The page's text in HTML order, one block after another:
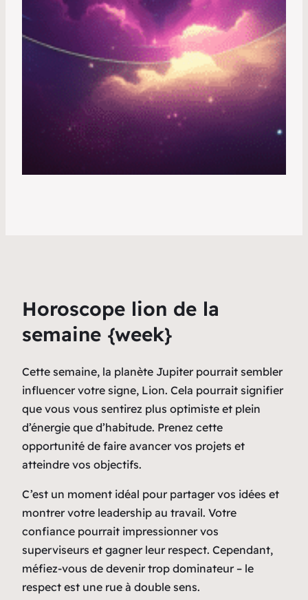
Horoscope lion de la
semaine {week}
Cette semaine, la planète Jupiter pourrait sembler
influencer votre signe, Lion. Cela pourrait signifier
que vous vous sentirez plus optimiste et plein
d’énergie que d’habitude. Prenez cette
opportunité de faire avancer vos projets et
atteindre vos objectifs.
C’est un moment idéal pour partager vos idées et
montrer votre leadership au travail. Votre
confiance pourrait impressionner vos
superviseurs et gagner leur respect. Cependant,
méfiez-vous de devenir trop dominateur – le
respect est une rue à double sens.